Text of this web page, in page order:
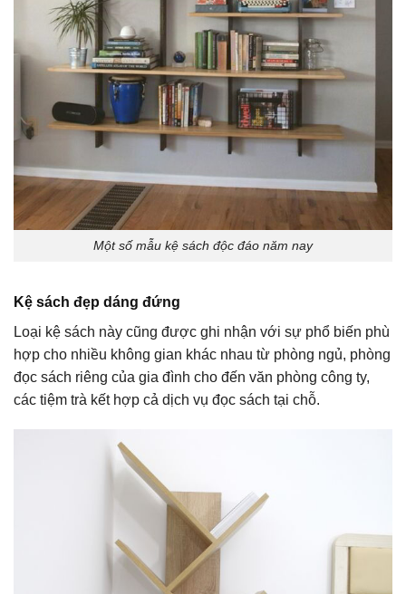
Một số mẫu kệ sách độc đáo năm nay
Kệ sách đẹp dáng đứng
Loại kệ sách này cũng được ghi nhận với sự phổ biến phù
hợp cho nhiều không gian khác nhau từ phòng ngủ, phòng
đọc sách riêng của gia đình cho đến văn phòng công ty,
các tiệm trà kết hợp cả dịch vụ đọc sách tại chỗ.